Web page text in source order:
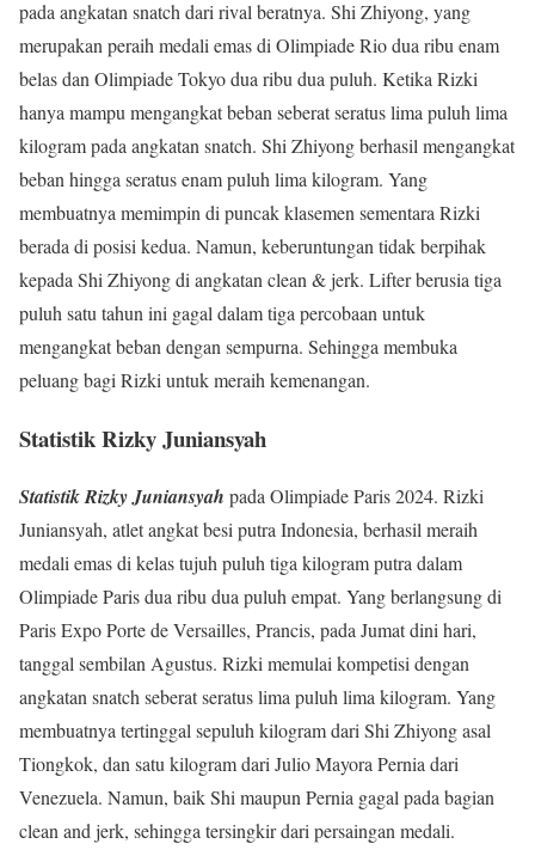
pada angkatan snatch dari rival beratnya. Shi Zhiyong, yang
merupakan peraih medali emas di Olimpiade Rio dua ribu enam
belas dan Olimpiade Tokyo dua ribu dua puluh. Ketika Rizki
hanya mampu mengangkat beban seberat seratus lima puluh lima
kilogram pada angkatan snatch. Shi Zhiyong berhasil mengangkat
beban hingga seratus enam puluh lima kilogram. Yang
membuatnya memimpin di puncak klasemen sementara Rizki
berada di posisi kedua. Namun, keberuntungan tidak berpihak
kepada Shi Zhiyong di angkatan clean & jerk. Lifter berusia tiga
puluh satu tahun ini gagal dalam tiga percobaan untuk
mengangkat beban dengan sempurna. Sehingga membuka
peluang bagi Rizki untuk meraih kemenangan.
Statistik Rizky Juniansyah
Statistik Rizky Juniansyah pada Olimpiade Paris 2024. Rizki
Juniansyah, atlet angkat besi putra Indonesia, berhasil meraih
medali emas di kelas tujuh puluh tiga kilogram putra dalam
Olimpiade Paris dua ribu dua puluh empat. Yang berlangsung di
Paris Expo Porte de Versailles, Prancis, pada Jumat dini hari,
tanggal sembilan Agustus. Rizki memulai kompetisi dengan
angkatan snatch seberat seratus lima puluh lima kilogram. Yang
membuatnya tertinggal sepuluh kilogram dari Shi Zhiyong asal
Tiongkok, dan satu kilogram dari Julio Mayora Pernia dari
Venezuela. Namun, baik Shi maupun Pernia gagal pada bagian
clean and jerk, sehingga tersingkir dari persaingan medali.